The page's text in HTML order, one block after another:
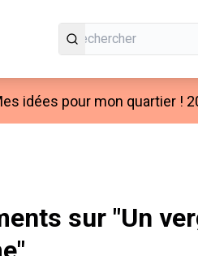
idées pour mon quartier !
sur "Un